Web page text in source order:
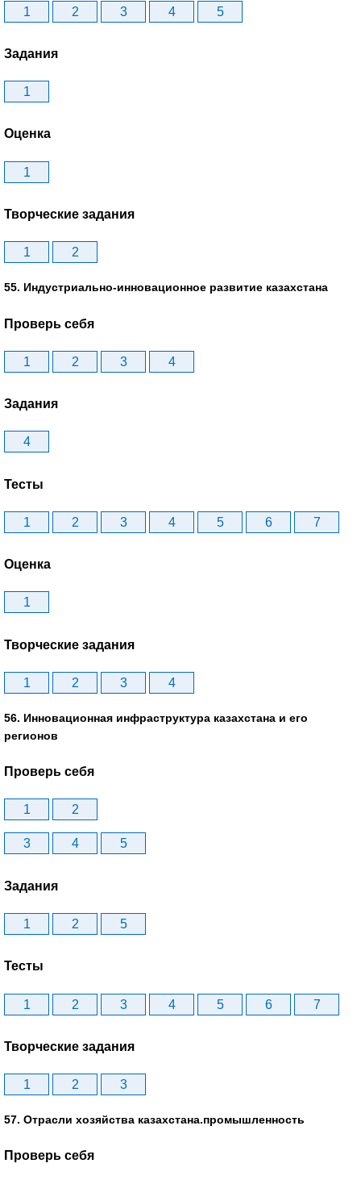
1 2 3 4 5
Задания
1
Оценка
1
Творческие задания
1 2
55. Индустриально-инновационное развитие казахстана
Проверь себя
1 2 3 4
Задания
4
Тесты
1 2 3 4 5 6 7
Оценка
1
Творческие задания
1 2 3 4
56. Инновационная инфраструктура казахстана и его
регионов
Проверь себя
1 2
3 4 5
Задания
1 2 5
Тесты
1 2 3 4 5 6 7
Творческие задания
1 2 3
57. Отрасли хозяйства казахстана.промышленность
Проверь себя